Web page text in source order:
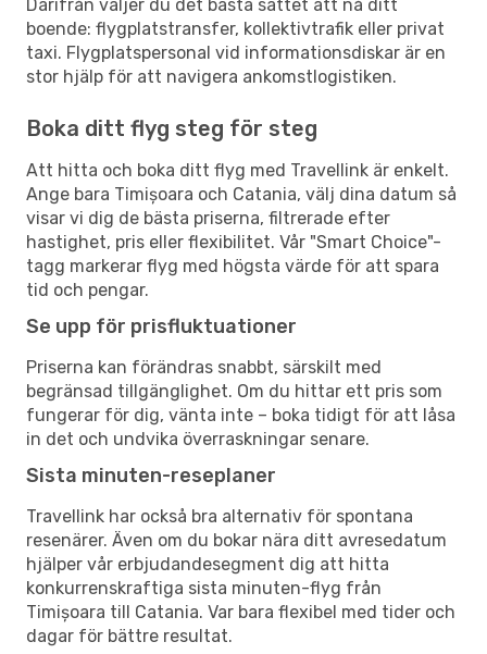
Därifrån väljer du det bästa sättet att nå ditt
boende: flygplatstransfer, kollektivtrafik eller privat
taxi. Flygplatspersonal vid informationsdiskar är en
stor hjälp för att navigera ankomstlogistiken.
Boka ditt flyg steg för steg
Att hitta och boka ditt flyg med Travellink är enkelt.
Ange bara Timișoara och Catania, välj dina datum så
visar vi dig de bästa priserna, filtrerade efter
hastighet, pris eller flexibilitet. Vår "Smart Choice"-
tagg markerar flyg med högsta värde för att spara
tid och pengar.
Se upp för prisfluktuationer
Priserna kan förändras snabbt, särskilt med
begränsad tillgänglighet. Om du hittar ett pris som
fungerar för dig, vänta inte – boka tidigt för att låsa
in det och undvika överraskningar senare.
Sista minuten-reseplaner
Travellink har också bra alternativ för spontana
resenärer. Även om du bokar nära ditt avresedatum
hjälper vår erbjudandesegment dig att hitta
konkurrenskraftiga sista minuten-flyg från
Timișoara till Catania. Var bara flexibel med tider och
dagar för bättre resultat.